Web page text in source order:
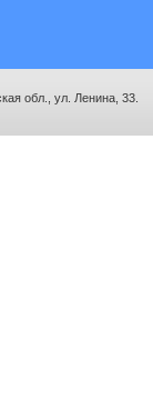
обл., ул. Ленина, 33.